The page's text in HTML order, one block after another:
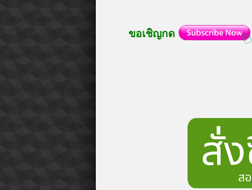
ขอเชิญกด